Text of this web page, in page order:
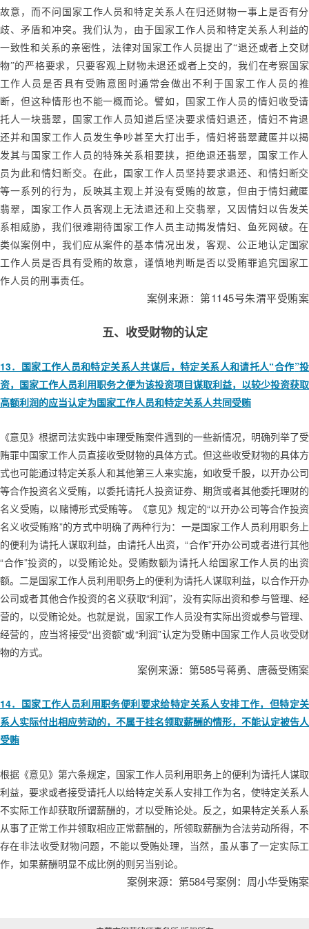
故意，而不问国家工作人员和特定关系人在归还财物一事上是否有分
歧、矛盾和冲突。我们认为，由于国家工作人员和特定关系人利益的
一致性和关系的亲密性，法律对国家工作人员提出了“退还或者上交财
物”的严格要求，只要客观上财物未退还或者上交的，我们在考察国家
工作人员是否具有受贿意图时通常会做出不利于国家工作人员的推
断，但这种情形也不能一概而论。譬如，国家工作人员的情妇收受请
托人一块翡翠，国家工作人员知道后坚决要求情妇退还，情妇不肯退
还并和国家工作人员发生争吵甚至大打出手，情妇将翡翠藏匿并以揭
发其与国家工作人员的特殊关系相要挟，拒绝退还翡翠，国家工作人
员为此和情妇断交。在此，国家工作人员坚持要求退还、和情妇断交
等一系列的行为，反映其主观上并没有受贿的故意，但由于情妇藏匿
翡翠，国家工作人员客观上无法退还和上交翡翠，又因情妇以告发关
系相威胁，我们很难期待国家工作人员主动揭发情妇、鱼死网破。在
类似案例中，我们应从案件的基本情况出发，客观、公正地认定国家
工作人员是否具有受贿的故意，谨慎地判断是否以受贿罪追究国家工
作人员的刑事责任。
案例来源：第1145号朱渭平受贿案
五、收受财物的认定
13．国家工作人员和特定关系人共谋后，特定关系人和请托人“合作”投
资，国家工作人员利用职务之便为该投资项目谋取利益，以较少投资获取
高额利润的应当认定为国家工作人员和特定关系人共同受贿
《意见》根据司法实践中审理受贿案件遇到的一些新情况，明确列举了受
贿罪中国家工作人员直接收受财物的具体方式。但这些收受财物的具体方
式也可能通过特定关系人和其他第三人来实施，如收受千股，以开办公司
等合作投资名义受贿，以委托请托人投资证券、期货或者其他委托理财的
名义受贿，以赌博形式受贿等。《意见》规定的“以开办公司等合作投资
名义收受贿赂”的方式中明确了两种行为：一是国家工作人员利用职务上
的便利为请托人谋取利益，由请托人出资，“合作”开办公司或者进行其他
“合作”投资的，以受贿论处。受贿数额为请托人给国家工作人员的出资
额。二是国家工作人员利用职务上的便利为请托人谋取利益，以合作开办
公司或者其他合作投资的名义获取“利润”，没有实际出资和参与管理、经
营的，以受贿论处。也就是说，国家工作人员没有实际出资或参与管理、
经营的，应当将接受“出资额”或“利润”认定为受贿中国家工作人员收受财
物的方式。
案例来源：第585号蒋勇、唐薇受贿案
14．国家工作人员利用职务便利要求给特定关系人安排工作，但特定关
系人实际付出相应劳动的，不属于挂名领取薪酬的情形，不能认定被告人
受贿
根据《意见》第六条规定，国家工作人员利用职务上的便利为请托人谋取
利益，要求或者接受请托人以给特定关系人安排工作为名，使特定关系人
不实际工作却获取所谓薪酬的，才以受贿论处。反之，如果特定关系人系
从事了正常工作并领取相应正常薪酬的，所领取薪酬为合法劳动所得，不
存在非法收受财物问题，不能以受贿处理，当然，虽从事了一定实际工
作，如果薪酬明显不成比例的则另当别论。
案例来源：第584号案例：周小华受贿案